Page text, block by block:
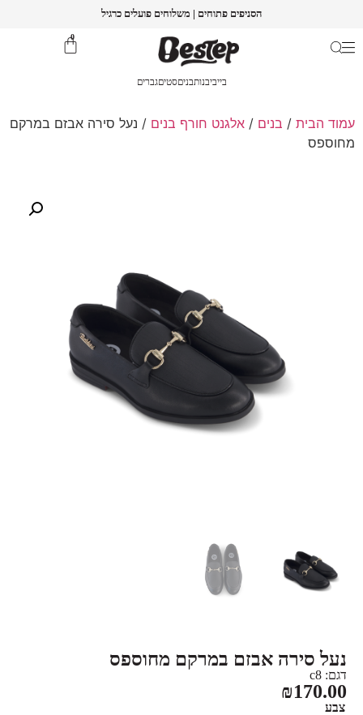
הסניפים פתוחים | משלוחים פועלים כרגיל
0
בייביבנותבניםסטיםגברים
עמוד הבית / בנים / אלגנט חורף בנים / נעל סירה אבזם במרקם
מחוספס
נעל סירה אבזם במרקם מחוספס
דגם: c8
₪170.00
צבע